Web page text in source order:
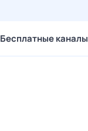
Бесплатные каналы